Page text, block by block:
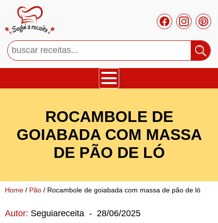
ROCAMBOLE DE
GOIABADA COM MASSA
DE PÃO DE LÓ
Home / Pão / Rocambole de goiabada com massa de pão de ló
Autor: Seguiareceita - 28/06/2025